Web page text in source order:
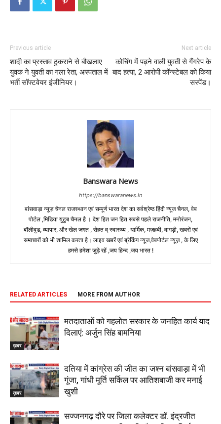
Previous article
शादी का प्रस्ताव ठुकराने से बौखलाए
युवक ने युवती का गला रेता, अस्पताल में
भर्ती सॉफ्टवेयर इंजीनियर।
Next article
कोचिंग में पढ़ने वाली युवती से गैंगरेप के
बाद हत्या, 2 आरोपी कॉन्स्टेबल को किया
सस्पेंड।
Banswara News
https://banswaranews.in
बांसवाड़ा न्यूज़ चैनल राजस्थान एवं सम्पूर्ण भारत देश का सर्वश्रेष्ठ हिंदी न्‍यूज चैनल, वेब
पोर्टल ,मिडिया युटुब चैनल है । देश हित जन हित सबसे पहले राजनीति, मनोरंजन,
बॉलीवुड, व्यापार, और खेल जगत , सेहत व् स्वास्थ्य , धार्मिक, मज़हबी, वागड़ी, खबरों एवं
समाचारों को भी शामिल करता है। लाइव खबरें एवं ब्रेकिंग न्यूज,वेबपोर्टल न्यूज़ , के लिए
हमसे हमेशा जुड़े रहें ,जय हिन्द ,जय भारत !
RELATED ARTICLES MORE FROM AUTHOR
ख़बर
मतदाताओं को गहलोत सरकार के जनहित कार्य याद
दिलाएं: अर्जुन सिंह बामनिया
ख़बर
दतिया में कांग्रेस की जीत का जश्न बांसवाड़ा में भी
गूंजा, गांधी मूर्ति सर्किल पर आतिशबाजी कर मनाई
खुशी
सज्जनगढ़ दौरे पर जिला कलेक्टर डॉ. इंद्रजीत